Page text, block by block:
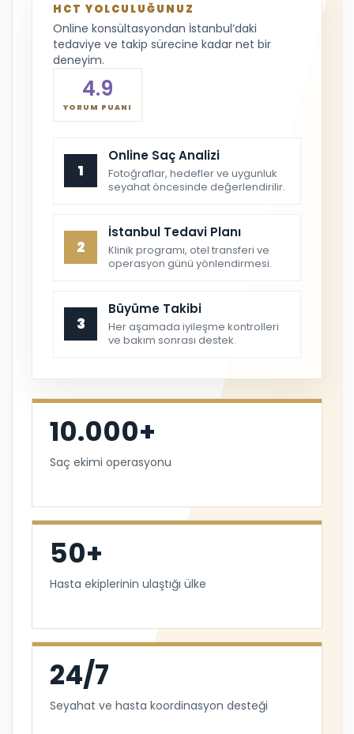
HCT YOLCULUĞUNUZ
Online konsültasyondan İstanbul’daki
tedaviye ve takip sürecine kadar net bir
deneyim.
4.9
YORUM PUANI
1
Online Saç Analizi
Fotoğraflar, hedefler ve uygunluk
seyahat öncesinde değerlendirilir.
2
İstanbul Tedavi Planı
Klinik programı, otel transferi ve
operasyon günü yönlendirmesi.
3
Büyüme Takibi
Her aşamada iyileşme kontrolleri
ve bakım sonrası destek.
10.000+
Saç ekimi operasyonu
50+
Hasta ekiplerinin ulaştığı ülke
24/7
Seyahat ve hasta koordinasyon desteği